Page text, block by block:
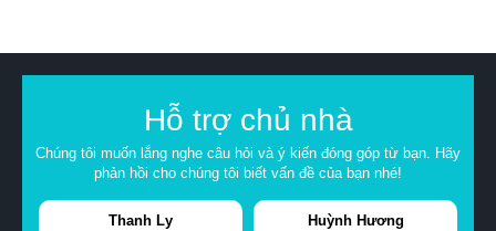
Hỗ trợ chủ nhà
Chúng tôi muốn lắng nghe câu hỏi và ý kiến đóng góp từ bạn. Hãy
phản hồi cho chúng tôi biết vấn đề của bạn nhé!
Thanh Ly
Huỳnh Hương